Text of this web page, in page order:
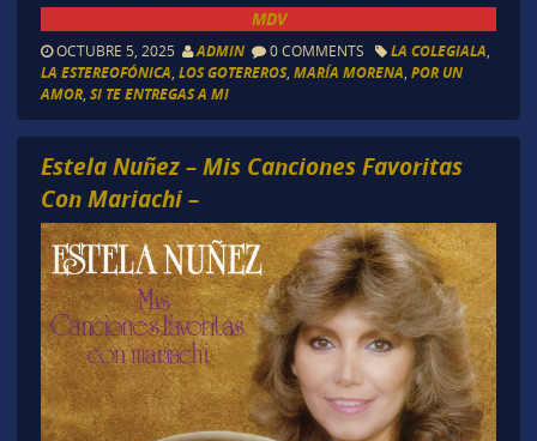
MDV
OCTUBRE 5, 2025 ADMIN 0 COMMENTS LA COLEGIALA
LA ESTEREOFÓNICA LOS GOTEREROS, MARÍA MORENA POR UN
AMOR, SI TE ENTREGAS A MI
Estela Nuñez – Mis Canciones Favoritas
Con Mariachi –